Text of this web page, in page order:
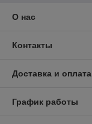
О нас
Контакты
Доставка и оплата
График работы